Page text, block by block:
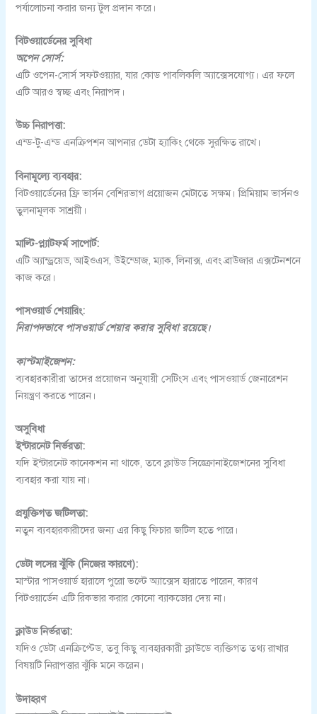
পর্যালোচনা করার জন্য টুল প্রদান করে।
বিটওয়ার্ডেনের সুবিধা
অপেন সোর্স:
এটি ওপেন-সোর্স সফটওয়্যার, যার কোড পাবলিকলি অ্যাক্সেসযোগ্য। এর ফলে
এটি আরও স্বচ্ছ এবং নিরাপদ।
উচ্চ নিরাপত্তা:
এন্ড-টু-এন্ড এনক্রিপশন আপনার ডেটা হ্যাকিং থেকে সুরক্ষিত রাখে।
বিনামূল্যে ব্যবহার:
বিটওয়ার্ডেনের ফ্রি ভার্সন বেশিরভাগ প্রয়োজন মেটাতে সক্ষম। প্রিমিয়াম ভার্সনও
তুলনামূলক সাশ্রয়ী।
মাল্টি-প্ল্যাটফর্ম সাপোর্ট:
এটি অ্যান্ড্রয়েড, আইওএস, উইন্ডোজ, ম্যাক, লিনাক্স, এবং ব্রাউজার এক্সটেনশনে
কাজ করে।
পাসওয়ার্ড শেয়ারিং:
নিরাপদভাবে পাসওয়ার্ড শেয়ার করার সুবিধা রয়েছে।
কাস্টমাইজেশন:
ব্যবহারকারীরা তাদের প্রয়োজন অনুযায়ী সেটিংস এবং পাসওয়ার্ড জেনারেশন
নিয়ন্ত্রণ করতে পারেন।
অসুবিধা
ইন্টারনেট নির্ভরতা:
যদি ইন্টারনেট কানেকশন না থাকে, তবে ক্লাউড সিঙ্ক্রোনাইজেশনের সুবিধা
ব্যবহার করা যায় না।
প্রযুক্তিগত জটিলতা:
নতুন ব্যবহারকারীদের জন্য এর কিছু ফিচার জটিল হতে পারে।
ডেটা লসের ঝুঁকি (নিজের কারণে):
মাস্টার পাসওয়ার্ড হারালে পুরো ভল্টে অ্যাক্সেস হারাতে পারেন, কারণ
বিটওয়ার্ডেন এটি রিকভার করার কোনো ব্যাকডোর দেয় না।
ক্লাউড নির্ভরতা:
যদিও ডেটা এনক্রিপ্টেড, তবু কিছু ব্যবহারকারী ক্লাউডে ব্যক্তিগত তথ্য রাখার
বিষয়টি নিরাপত্তার ঝুঁকি মনে করেন।
উদাহরণ